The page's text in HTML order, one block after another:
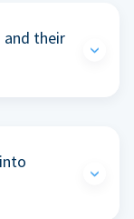
and their